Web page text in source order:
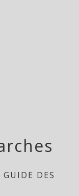
GUIDE DES